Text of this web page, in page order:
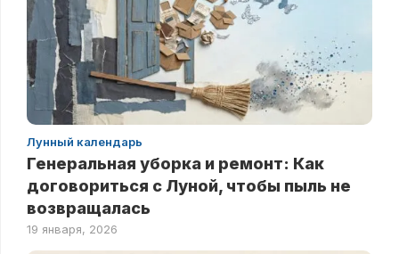
Лунный календарь
Генеральная уборка и ремонт: Как
договориться с Луной, чтобы пыль не
возвращалась
19 января, 2026